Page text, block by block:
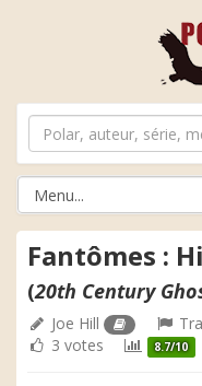
Fantômes :
(20th Century
Joe Hill
3 votes
8.7/10